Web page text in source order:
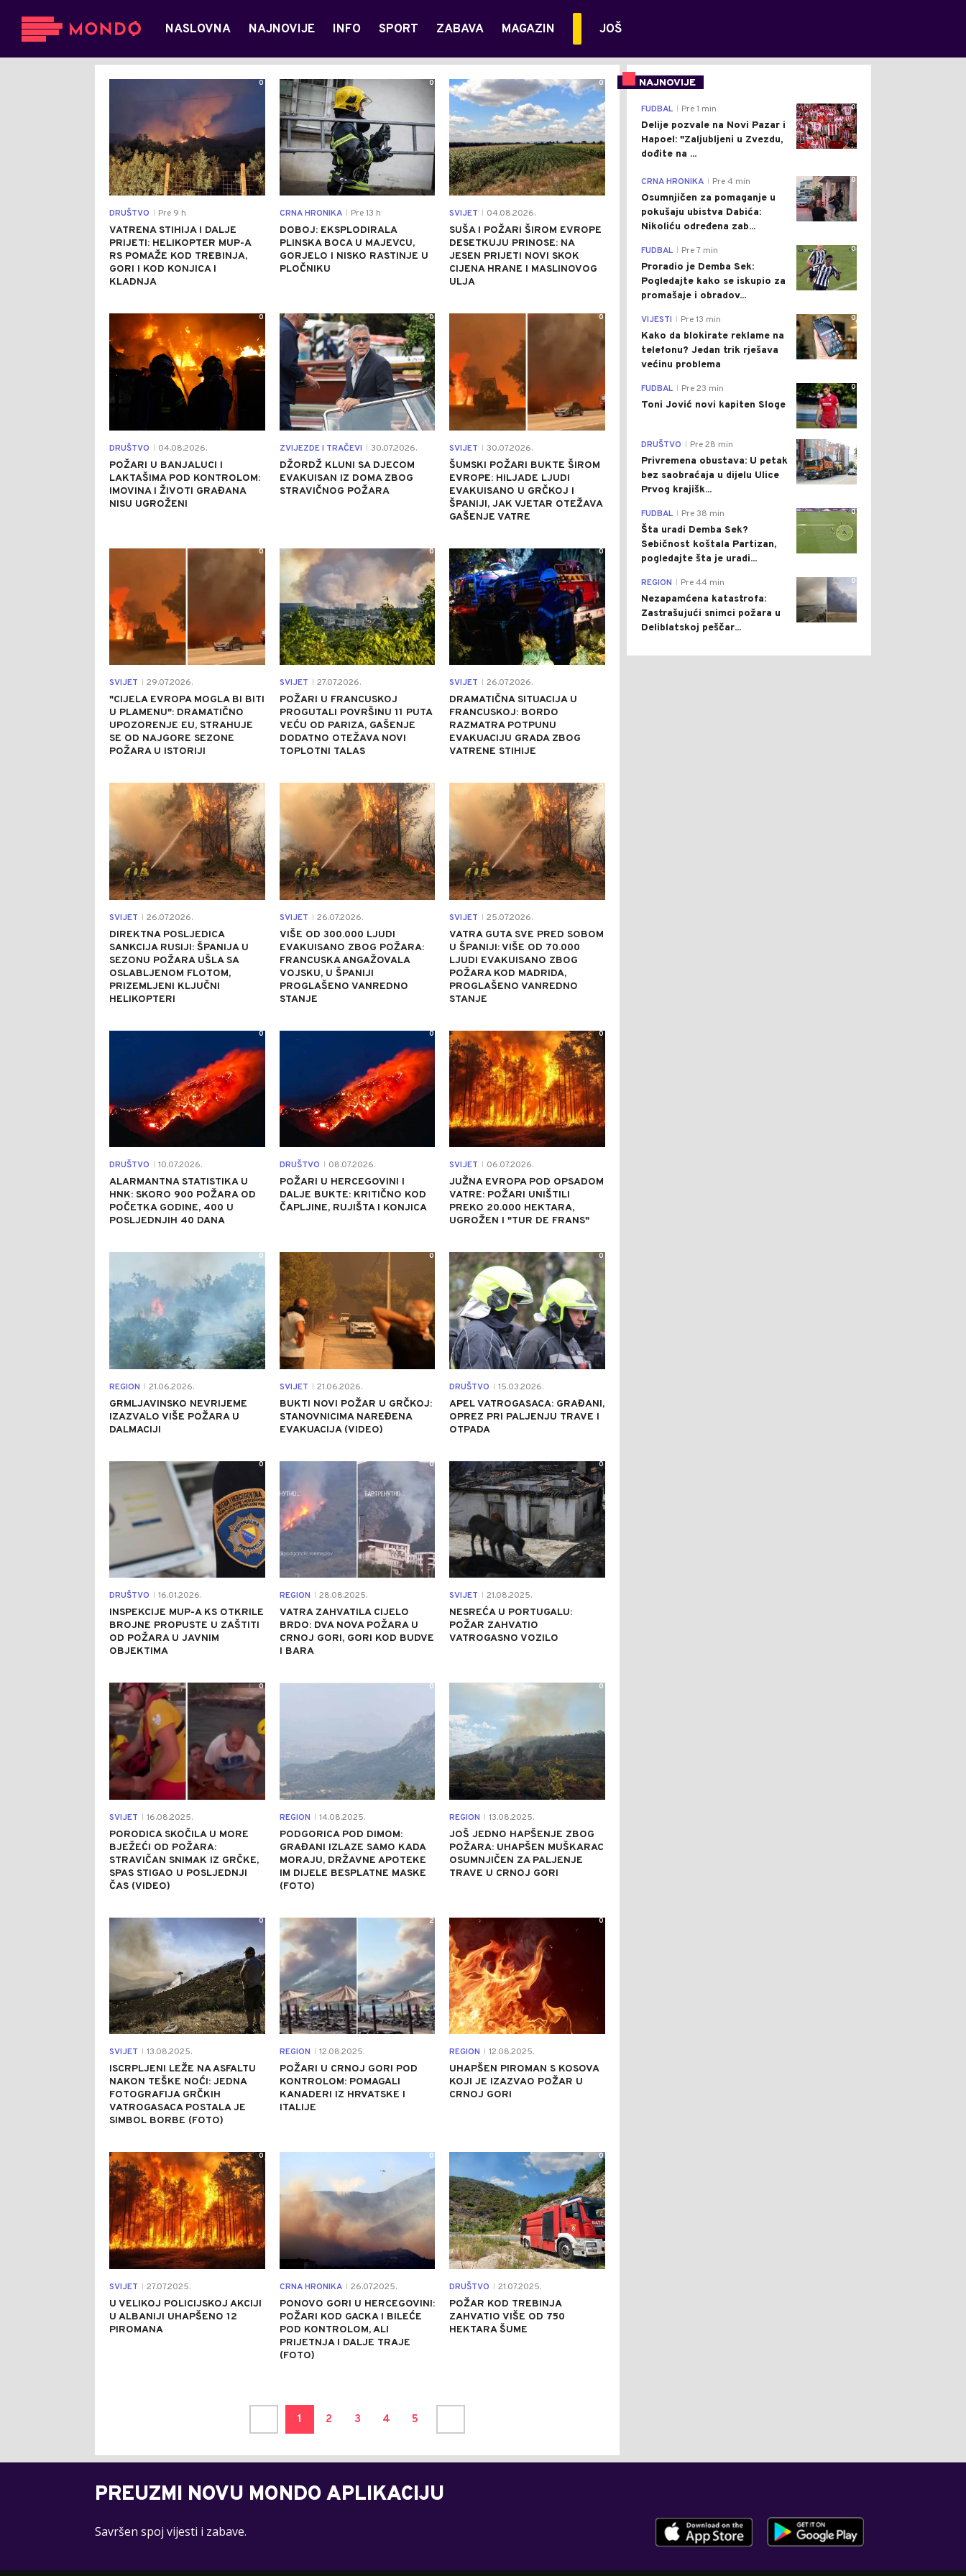
NASLOVNA NAJNOVIJE INFO SPORT ZABAVA MAGAZIN JOŠ
DRUŠTVO Pre 9 h
VATRENA STIHIJA I DALJE
PRIJETI: HELIKOPTER MUP-A
RS POMAŽE KOD TREBINJA,
GORI I KOD KONJICA I
KLADNJA
0
CRNA HRONIKA Pre 13 h
DOBOJ: EKSPLODIRALA
PLINSKA BOCA U MAJEVCU,
GORJELO I NISKO RASTINJE U
PLOČNIKU
0
SVIJET 04.08.2026.
SUŠA I POŽARI ŠIROM EVROPE
DESETKUJU PRINOSE: NA
JESEN PRIJETI NOVI SKOK
CIJENA HRANE I MASLINOVOG
ULJA
0
DRUŠTVO 04.08.2026.
POŽARI U BANJALUCI I
LAKTAŠIMA POD KONTROLOM:
IMOVINA I ŽIVOTI GRAĐANA
NISU UGROŽENI
0
ZVIJEZDE I TRAČEVI 30.07.2026.
DŽORDŽ KLUNI SA DJECOM
EVAKUISAN IZ DOMA ZBOG
STRAVIČNOG POŽARA
0
SVIJET 30.07.2026.
ŠUMSKI POŽARI BUKTE ŠIROM
EVROPE: HILJADE LJUDI
EVAKUISANO U GRČKOJ I
ŠPANIJI, JAK VJETAR OTEŽAVA
GAŠENJE VATRE
0
SVIJET 29.07.2026.
"CIJELA EVROPA MOGLA BI BITI
U PLAMENU": DRAMATIČNO
UPOZORENJE EU, STRAHUJE
SE OD NAJGORE SEZONE
POŽARA U ISTORIJI
0
SVIJET 27.07.2026.
POŽARI U FRANCUSKOJ
PROGUTALI POVRŠINU 11 PUTA
VEĆU OD PARIZA, GAŠENJE
DODATNO OTEŽAVA NOVI
TOPLOTNI TALAS
0
SVIJET 26.07.2026.
DRAMATIČNA SITUACIJA U
FRANCUSKOJ: BORDO
RAZMATRA POTPUNU
EVAKUACIJU GRADA ZBOG
VATRENE STIHIJE
0
SVIJET 26.07.2026.
DIREKTNA POSLJEDICA
SANKCIJA RUSIJI: ŠPANIJA U
SEZONU POŽARA UŠLA SA
OSLABLJENOM FLOTOM,
PRIZEMLJENI KLJUČNI
HELIKOPTERI
0
SVIJET 26.07.2026.
VIŠE OD 300.000 LJUDI
EVAKUISANO ZBOG POŽARA:
FRANCUSKA ANGAŽOVALA
VOJSKU, U ŠPANIJI
PROGLAŠENO VANREDNO
STANJE
0
SVIJET 25.07.2026.
VATRA GUTA SVE PRED SOBOM
U ŠPANIJI: VIŠE OD 70.000
LJUDI EVAKUISANO ZBOG
POŽARA KOD MADRIDA,
PROGLAŠENO VANREDNO
STANJE
0
DRUŠTVO 10.07.2026.
ALARMANTNA STATISTIKA U
HNK: SKORO 900 POŽARA OD
POČETKA GODINE, 400 U
POSLJEDNJIH 40 DANA
0
DRUŠTVO 08.07.2026.
POŽARI U HERCEGOVINI I
DALJE BUKTE: KRITIČNO KOD
ČAPLJINE, RUJIŠTA I KONJICA
0
SVIJET 06.07.2026.
JUŽNA EVROPA POD OPSADOM
VATRE: POŽARI UNIŠTILI
PREKO 20.000 HEKTARA,
UGROŽEN I "TUR DE FRANS"
0
REGION 21.06.2026.
GRMLJAVINSKO NEVRIJEME
IZAZVALO VIŠE POŽARA U
DALMACIJI
0
SVIJET 21.06.2026.
BUKTI NOVI POŽAR U GRČKOJ:
STANOVNICIMA NAREĐENA
EVAKUACIJA (VIDEO)
0
DRUŠTVO 15.03.2026.
APEL VATROGASACA: GRAĐANI,
OPREZ PRI PALJENJU TRAVE I
OTPADA
0
DRUŠTVO 16.01.2026.
INSPEKCIJE MUP-A KS OTKRILE
BROJNE PROPUSTE U ZAŠTITI
OD POŽARA U JAVNIM
OBJEKTIMA
0
REGION 28.08.2025.
VATRA ZAHVATILA CIJELO
BRDO: DVA NOVA POŽARA U
CRNOJ GORI, GORI KOD BUDVE
I BARA
0
SVIJET 21.08.2025.
NESREĆA U PORTUGALU:
POŽAR ZAHVATIO
VATROGASNO VOZILO
0
SVIJET 16.08.2025.
PORODICA SKOČILA U MORE
BJEŽEĆI OD POŽARA:
STRAVIČAN SNIMAK IZ GRČKE,
SPAS STIGAO U POSLJEDNJI
ČAS (VIDEO)
0
REGION 14.08.2025.
PODGORICA POD DIMOM:
GRAĐANI IZLAZE SAMO KADA
MORAJU, DRŽAVNE APOTEKE
IM DIJELE BESPLATNE MASKE
(FOTO)
0
REGION 13.08.2025.
JOŠ JEDNO HAPŠENJE ZBOG
POŽARA: UHAPŠEN MUŠKARAC
OSUMNJIČEN ZA PALJENJE
TRAVE U CRNOJ GORI
0
SVIJET 13.08.2025.
ISCRPLJENI LEŽE NA ASFALTU
NAKON TEŠKE NOĆI: JEDNA
FOTOGRAFIJA GRČKIH
VATROGASACA POSTALA JE
SIMBOL BORBE (FOTO)
0
REGION 12.08.2025.
POŽARI U CRNOJ GORI POD
KONTROLOM: POMAGALI
KANADERI IZ HRVATSKE I
ITALIJE
2
REGION 12.08.2025.
UHAPŠEN PIROMAN S KOSOVA
KOJI JE IZAZVAO POŽAR U
CRNOJ GORI
0
SVIJET 27.07.2025.
U VELIKOJ POLICIJSKOJ AKCIJI
U ALBANIJI UHAPŠENO 12
PIROMANA
0
CRNA HRONIKA 26.07.2025.
PONOVO GORI U HERCEGOVINI:
POŽARI KOD GACKA I BILEĆE
POD KONTROLOM, ALI
PRIJETNJA I DALJE TRAJE
(FOTO)
0
DRUŠTVO 21.07.2025.
POŽAR KOD TREBINJA
ZAHVATIO VIŠE OD 750
HEKTARA ŠUME
0
1 2 3 4 5
NAJNOVIJE
0
FUDBAL Pre 1 min
Delije pozvale na Novi Pazar i
Hapoel: "Zaljubljeni u Zvezdu,
dođite na ...
0
CRNA HRONIKA Pre 4 min
Osumnjičen za pomaganje u
pokušaju ubistva Dabića:
Nikoliću određena zab...
0
FUDBAL Pre 7 min
Proradio je Demba Sek:
Pogledajte kako se iskupio za
promašaje i obradov...
0
VIJESTI Pre 13 min
Kako da blokirate reklame na
telefonu​? Jedan trik rješava
većinu problema
0
FUDBAL Pre 23 min
Toni Jović novi kapiten Sloge
DRUŠTVO Pre 28 min
Privremena obustava: U petak
bez saobraćaja u dijelu Ulice
Prvog krajišk...
0
FUDBAL Pre 38 min
Šta uradi Demba Sek?
Sebičnost koštala Partizan,
pogledajte šta je uradi...
0
REGION Pre 44 min
Nezapamćena katastrofa:
Zastrašujući snimci požara u
Deliblatskoj peščar...
PREUZMI NOVU MONDO APLIKACIJU
Savršen spoj vijesti i zabave.